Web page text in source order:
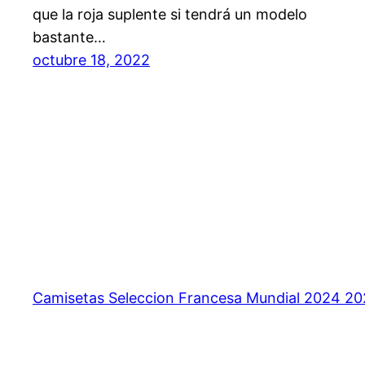
que la roja suplente si tendrá un modelo
bastante…
octubre 18, 2022
Camisetas Seleccion Francesa Mundial 2024